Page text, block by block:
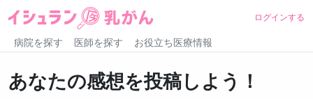
ログインする
病院を探す 医師を探す お役立ち医療情報
あなたの感想を投稿しよう！